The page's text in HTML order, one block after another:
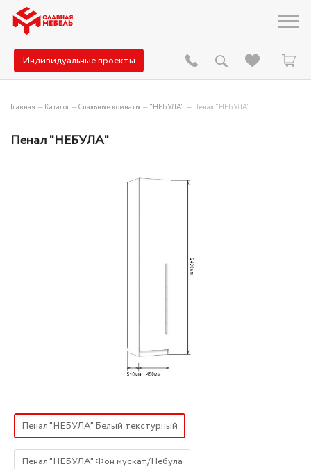
Индивидуальные проекты
Главная —Каталог —Спальные комнаты —"НЕБУЛА" —Пенал "НЕБУЛА"
Пенал "НЕБУЛА"
Пенал "НЕБУЛА" Белый текстурный
Пенал "НЕБУЛА" Фон мускат/Небула